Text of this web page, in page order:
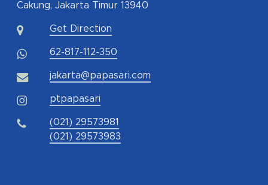
Cakung, Jakarta Timur 13940
Get Direction
62-817-112-350
jakarta@papasari.com
ptpapasari
(021) 29573981
(021) 29573983